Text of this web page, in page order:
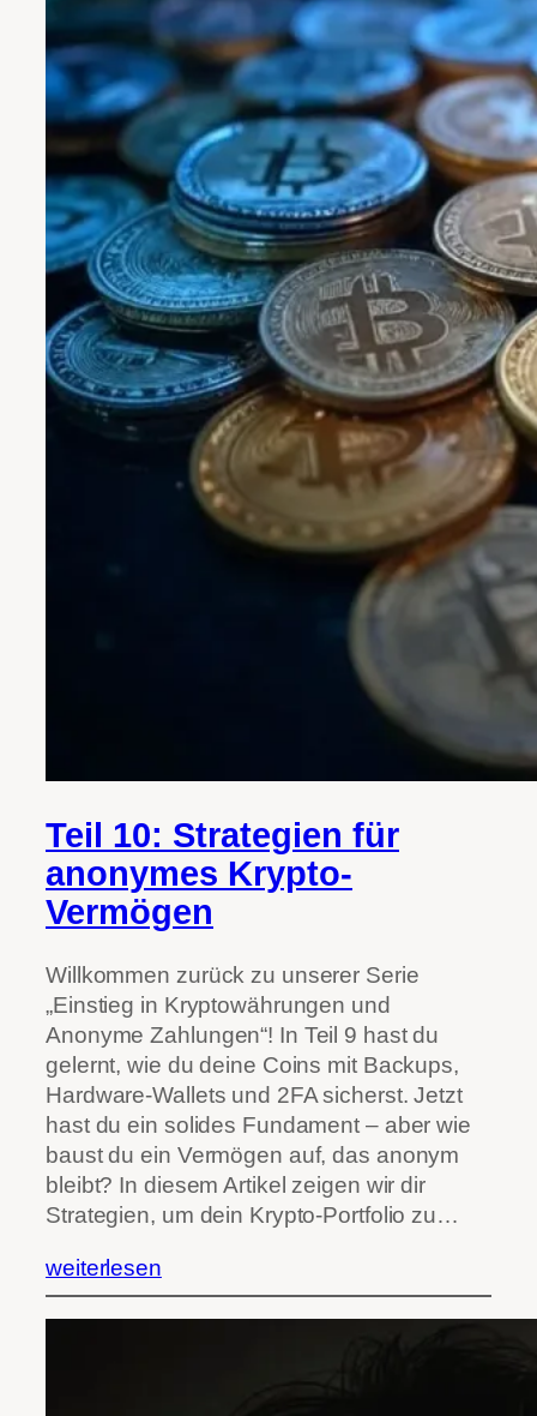
Teil 10: Strategien für
anonymes Krypto-
Vermögen
Willkommen zurück zu unserer Serie
„Einstieg in Kryptowährungen und
Anonyme Zahlungen“! In Teil 9 hast du
gelernt, wie du deine Coins mit Backups,
Hardware-Wallets und 2FA sicherst. Jetzt
hast du ein solides Fundament – aber wie
baust du ein Vermögen auf, das anonym
bleibt? In diesem Artikel zeigen wir dir
Strategien, um dein Krypto-Portfolio zu…
weiterlesen